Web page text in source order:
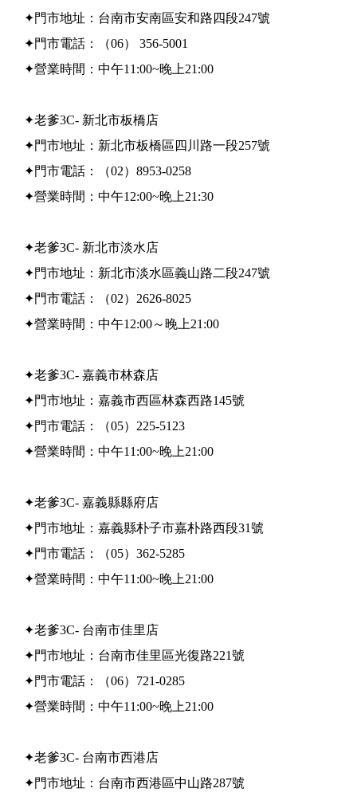
✦門市地址：台南市安南區安和路四段247號
✦門市電話：（06） 356-5001
✦營業時間：中午11:00~晚上21:00
✦老爹3C- 新北市板橋店
✦門市地址：新北市板橋區四川路一段257號
✦門市電話：（02）8953-0258
✦營業時間：中午12:00~晚上21:30
✦老爹3C- 新北市淡水店
✦門市地址：新北市淡水區義山路二段247號
✦門市電話：（02）2626-8025
✦營業時間：中午12:00～晚上21:00
✦老爹3C- 嘉義市林森店
✦門市地址：嘉義市西區林森西路145號
✦門市電話：（05）225-5123
✦營業時間：中午11:00~晚上21:00
✦老爹3C- 嘉義縣縣府店
✦門市地址：嘉義縣朴子市嘉朴路西段31號
✦門市電話：（05）362-5285
✦營業時間：中午11:00~晚上21:00
✦老爹3C- 台南市佳里店
✦門市地址：台南市佳里區光復路221號
✦門市電話：（06）721-0285
✦營業時間：中午11:00~晚上21:00
✦老爹3C- 台南市西港店
✦門市地址：台南市西港區中山路287號